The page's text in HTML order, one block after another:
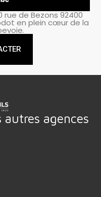
de Bezons 92400
en plein cœur de la
autres agences